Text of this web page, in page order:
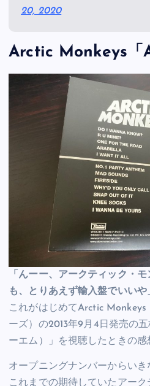
20, 2020
Arctic Monkeys「
「んーー、アークティック・
も、とりあえず輸入盤でいいや
これがはじめてArctic Monkeys
ーズ）の2013年9月4日発売の
ーエム）」を視聴したときの感
オープニングナンバーからい
これまでの期待していたアー